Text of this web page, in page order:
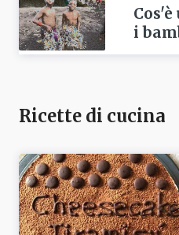
i
Ricette di cucina